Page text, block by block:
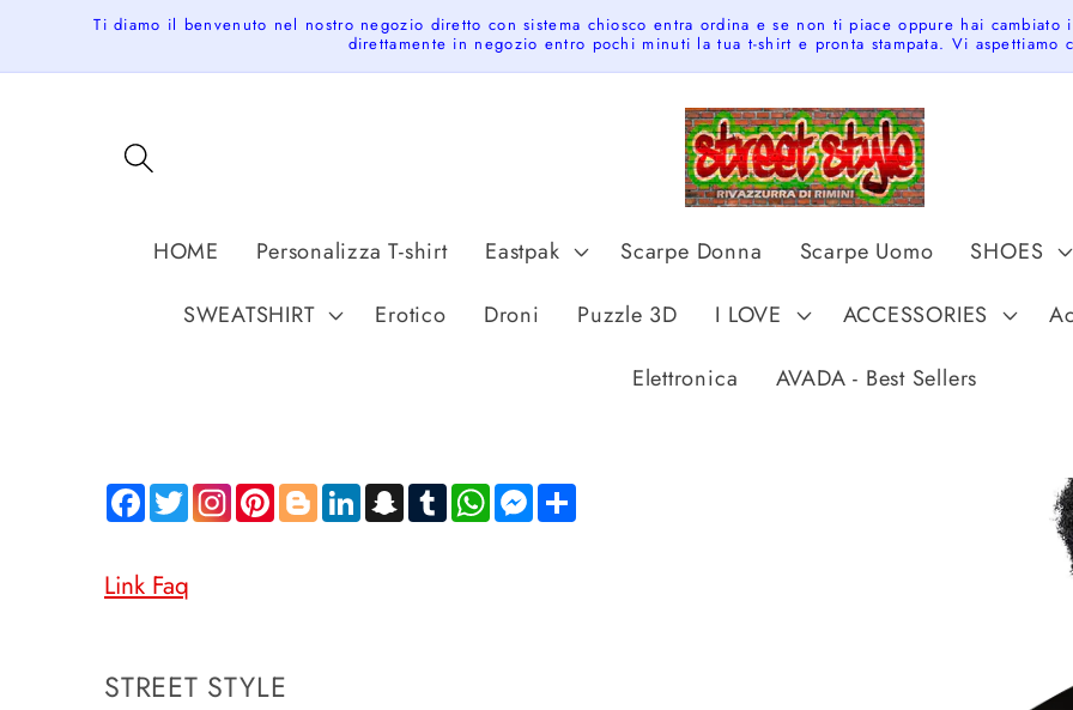
Skip toTi diamo il benvenuto nel nostro negozio diretto con sistema chiosco entra ordina e se non ti piace oppure hai
direttamente in negozio entro pochi minuti la tua t-shirt e pronta stampata. Vi aspettiamo
HOME Personalizza T-shirt Eastpak Scarpe Donna Scarpe Uomo SHOES
SWEATSHIRT Erotico Droni Puzzle 3D I LOVE ACCESSORIES
Elettronica AVADA - Best Sellers
n
r
e
i
Facebook
Twitter Pinterest
BloggerLinkedInSnapchat
TumblrWhatsApp
Messenger
Link Faq
SKU:
STREET STYLE